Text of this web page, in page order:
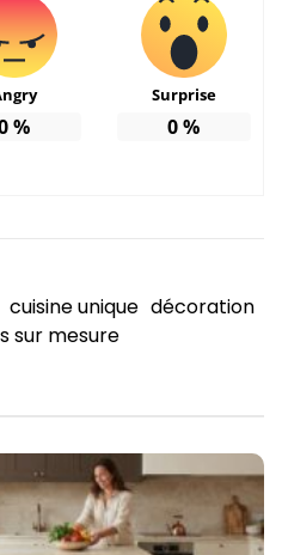
%
Surprise
0%
cuisine unique décoration
sur mesure